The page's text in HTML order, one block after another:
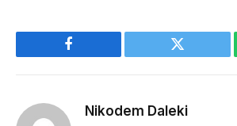
Facebook Twitter
Nikodem Daleki